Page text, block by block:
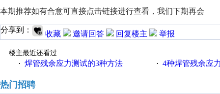
本期推荐如有合意可直接点击链接进行查看，我们下期再会
分享到： 收藏 邀请回答 回复楼主 举报
楼主最近还看过
· 焊管残余应力测试的3种方法 · 4种焊管残余应
热门招聘